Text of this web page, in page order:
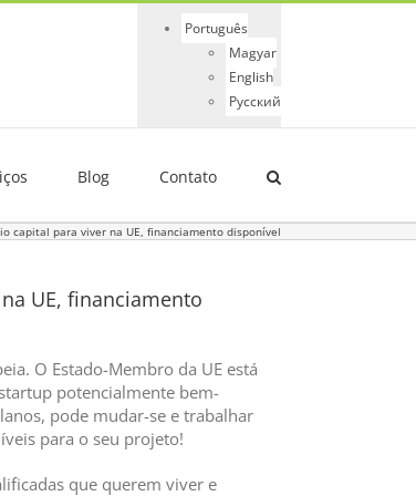
Português
Magyar
English
Русский
Blog Contato
capital para viver na UE, financiamento disponível
UE, financiamento
O Estado-Membro da UE está
potencialmente bem-
pode mudar-se e trabalhar
para o seu projeto!
que querem viver e